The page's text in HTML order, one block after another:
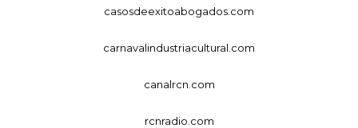
casosdeexitoabogados.com
carnavalindustriacultural.com
canalrcn.com
rcnradio.com